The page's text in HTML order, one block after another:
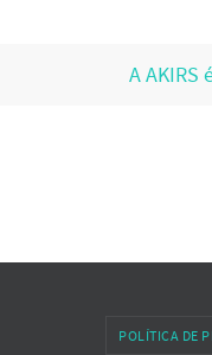
A
POLÍTICA DE